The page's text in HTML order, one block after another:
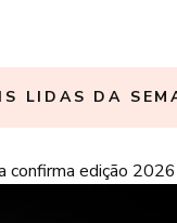
LIDAS DA
confirma edição